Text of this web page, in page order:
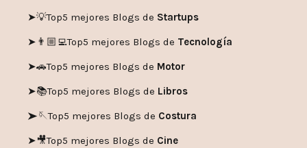
➤💡Top5 mejores Blogs de Startups
➤👨🏼‍💻Top5 mejores Blogs de Tecnología
➤🚗Top5 mejores Blogs de Motor
➤📚Top5 mejores Blogs de Libros
➤🪡Top5 mejores Blogs de Costura
➤🎥Top5 mejores Blogs de Cine